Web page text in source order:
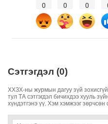
0 0 0
Сэтгэгдэл (0)
ХХЗХ-ны журмын дагуу зүй зохисгүй
тул ТА сэтгэгдэл бичихдээ хууль
хүндэтгэнэ үү. Хэм хэмжээг зөрчсөн